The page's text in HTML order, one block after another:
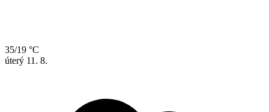
35/19 °C
úterý 11. 8.